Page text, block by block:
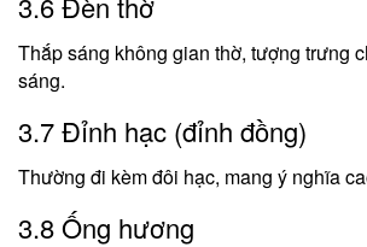
Thắp sáng không gian thờ, tượng trưng
sáng.
3.7 Đỉnh hạc (đỉnh đồng)
Thường đi kèm đôi hạc, mang ý nghĩa
3.8 Ống hương